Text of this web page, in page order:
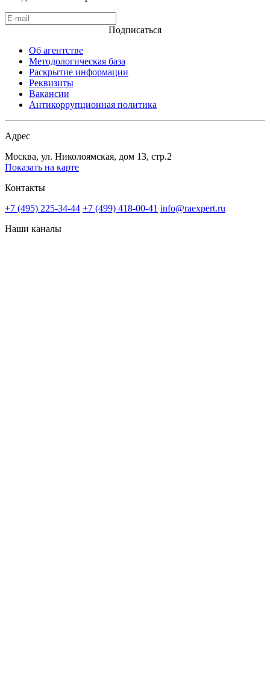
Подписаться
Об агентстве
Методологическая база
Раскрытие информации
Реквизиты
Вакансии
Антикоррупционная политика
Адрес
Москва, ул. Николоямская, дом 13, стр.2
Показать на карте
Контакты
+7 (495) 225-34-44 +7 (499) 418-00-41 info@raexpert.ru
Наши каналы